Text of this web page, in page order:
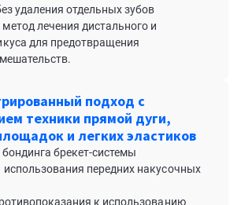
удаления отдельных зубов
лечения дистального и
для предотвращения
подход с
техники прямой дуги,
и легких эластиков
брекет-системы
передних накусочных
к использованию